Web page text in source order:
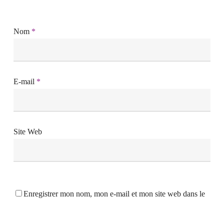
Nom *
E-mail *
Site Web
Enregistrer mon nom, mon e-mail et mon site web dans le